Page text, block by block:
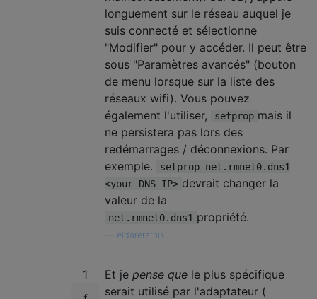
longuement sur le réseau auquel je
suis connecté et sélectionne
"Modifier" pour y accéder. Il peut être
sous "Paramètres avancés" (bouton
de menu lorsque sur la liste des
réseaux wifi). Vous pouvez
également l'utiliser,
setprop mais il
ne persistera pas lors des
redémarrages / déconnexions. Par
exemple.
setprop net.rmnet0.dns1
<your DNS IP> devrait changer la
valeur de la
net.rmnet0.dns1 propriété.
eldarerathis
1 Et je pense que le plus spécifique
serait utilisé par l'adaptateur (